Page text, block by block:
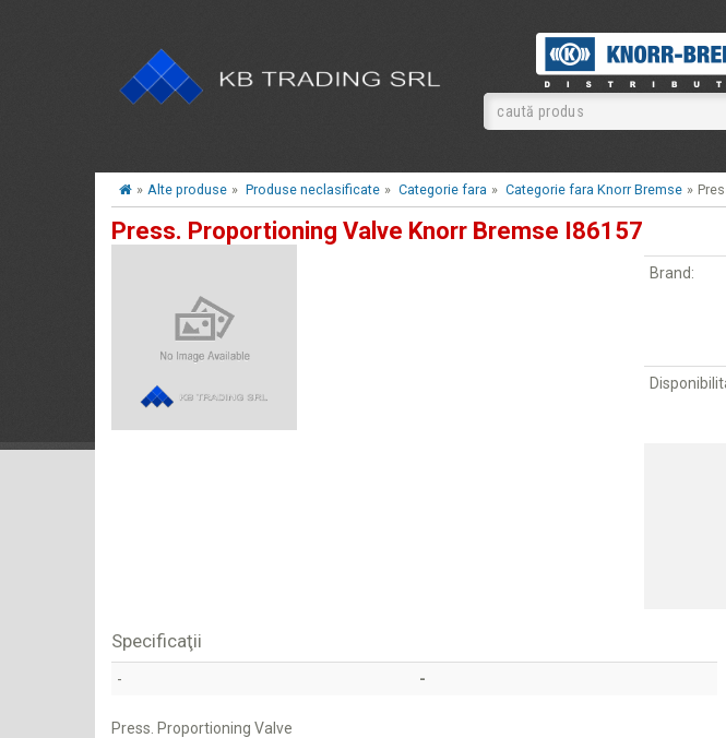
» Alte produse » Produse neclasificate » Categorie fara » Categorie fara Knorr Bremse »
Press. Proportioning Valve Knorr Bremse I86157
Brand:
Specificaţii
- -
Press. Proportioning Valve